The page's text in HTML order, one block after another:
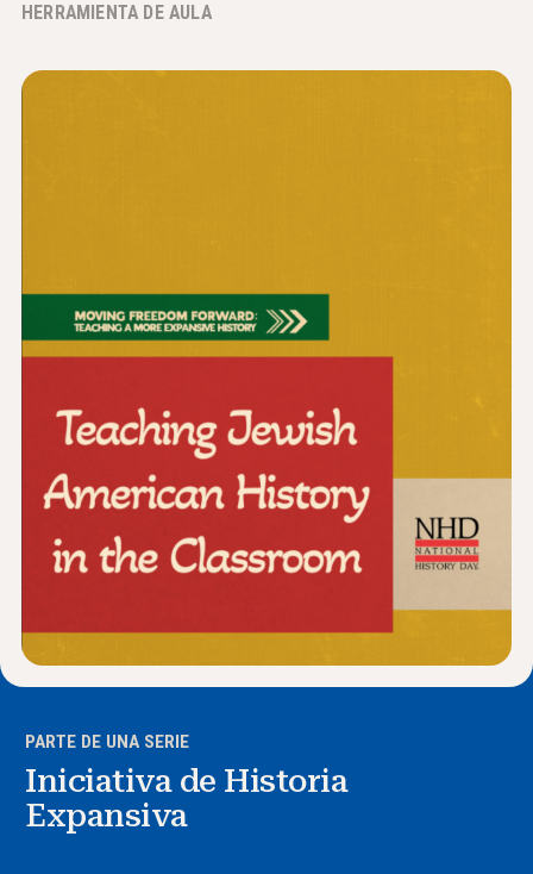
Noticias y Eventos
HERRAMIENTA DE AULA
PARTE DE UNA SERIE
Iniciativa de Historia
Expansiva